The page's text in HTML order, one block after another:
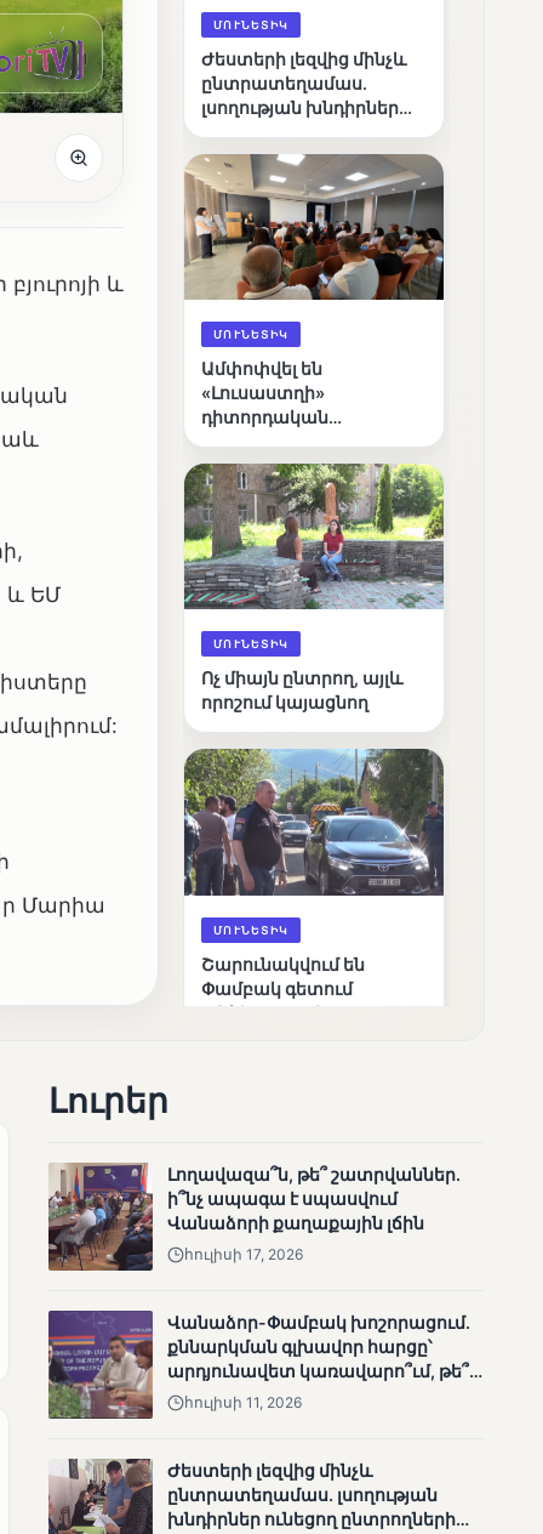
և
և ԵՄ
Մարիա
ՄՈՒՆԵՏԻԿ
Ժեստերի լեզվից մինչև
ընտրատեղամաս.
լսողության խնդիրներ
ճանապարհը
ՄՈՒՆԵՏԻԿ
Ամփոփվել են
«Լուսաստղի»
դիտորդական
արդյունքները
ՄՈՒՆԵՏԻԿ
Ոչ միայն ընտրող, այլև
որոշում կայացնող
ՄՈՒՆԵՏԻԿ
Շարունակվում են
Փամբակ գետում
անհետացած
չլուծված խնդիրներով.
«Լուսաստղի»
դիտորդական
առաքելության
Լուրեր
Լողավազա՞ն, թե՞ շատրվաններ.
ի՞նչ ապագա է սպասվում
Վանաձորի քաղաքային լճին
հուլիսի 17, 2026
Վանաձոր-Փամբակ խոշորացում.
քննարկման գլխավոր հարցը՝
արդյունավետ կառավարո՞ւմ, թե՞
քաղաքական նպատակ
հուլիսի 11, 2026
Ժեստերի լեզվից մինչև
ընտրատեղամաս. լսողության
խնդիրներ ունեցող ընտրողների